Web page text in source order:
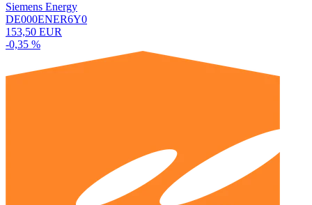
Siemens Energy
DE000ENER6Y0
153,50 EUR
-0,35 %